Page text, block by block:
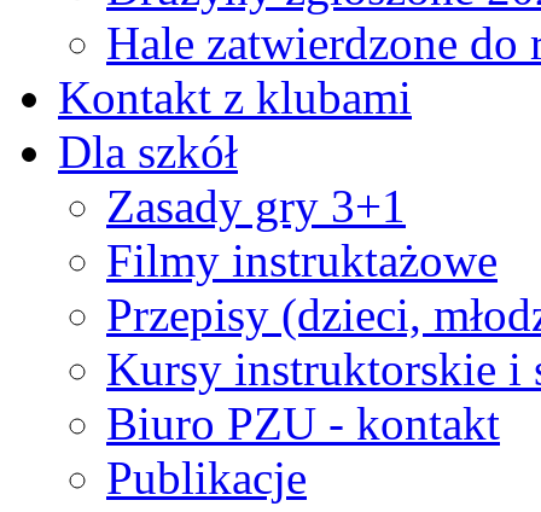
Hale zatwierdzone
Kontakt z klubami
Dla szkół
Zasady gry 3+1
Filmy instruktażowe
Przepisy (dzieci,
Kursy instruktorskie i
Biuro PZU - kontakt
Publikacje